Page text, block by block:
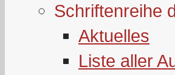
Schriftenreihe
Aktuelles
Liste aller